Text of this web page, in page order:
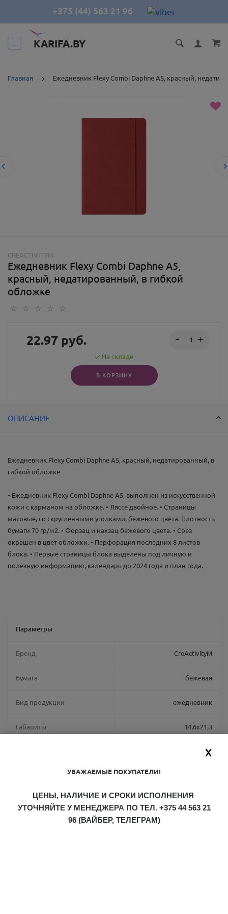
+375 (44) 563 21 96
KARIFA.BY
Главная Ежедневник Flexy Combi Daphne А5, красный,
CREACTIVITYM
Ежедневник Flexy Combi Daphne А5,
красный, недатированный, в гибкой
обложке
22.97 руб.
На складе
В КОРЗИНУ
ОПИСАНИЕ
Ежедневник Flexy Combi Daphne А5, красный, недатированный, в
гибкой обложке
• Ежедневник Flexy Combi Daphne А5, выполнен из искусственной
кожи с карманом на обложке. • Ляссе двойное. • Страницы
матовые, со скругленными уголками, бежевого цвета. Плотность
бумаги 70 гр/м2. • Форзац и нахзац бежевого цвета. • Срез
окрашен в цвет обложки. • Перфорация последних 8 листов
блока. • Первые страницы блока выделены под личную и
полезную информацию, календарь до 2024 года и план года.
Параметры
Бренд CreActivityM
Бумага бежевая
Вид продукции ежедневник
Габариты 14,6х21,3
CreActivityM
Количество страниц
Линовка линейка
Материал обложки фактурная экокожа
X
УВАЖАЕМЫЕ ПОКУПАТЕЛИ!
ЦЕНЫ, НАЛИЧИЕ И СРОКИ ИСПОЛНЕНИЯ
УТОЧНЯЙТЕ У МЕНЕДЖЕРА ПО ТЕЛ. +375 44 563 21
96(ВАЙБЕР, ТЕЛЕГРАМ)